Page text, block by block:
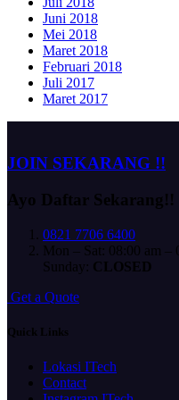
Juni 2018
Mei 2018
Maret 2018
Februari 2018
Juli 2017
Maret 2017
JOIN SEKARANG !!
Ayo Daftar Sekarang!!
0821 7706 6400
Mon – Sat: 08:00 am –
Sunday: CLOSED
Get a Quote
Quick Links
Lokasi ITech
Contact